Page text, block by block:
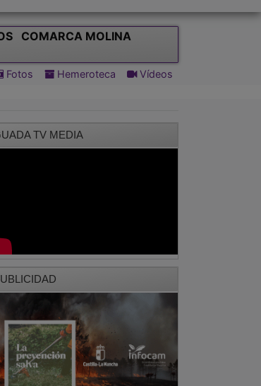
COMARCA MOLINA
Fotos Hemeroteca Vídeos
TV MEDIA